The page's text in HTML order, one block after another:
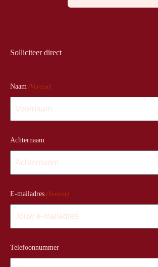
Solliciteer direct
Naam (Vereist)
Achternaam
E-mailadres (Vereist)
Telefoonnummer